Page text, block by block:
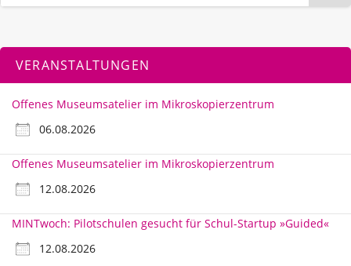
VERANSTALTUNGEN
Offenes Museumsatelier im Mikroskopierzentrum
06.08.2026
Offenes Museumsatelier im Mikroskopierzentrum
12.08.2026
MINTwoch: Pilotschulen gesucht für Schul-Startup »Guided«
12.08.2026